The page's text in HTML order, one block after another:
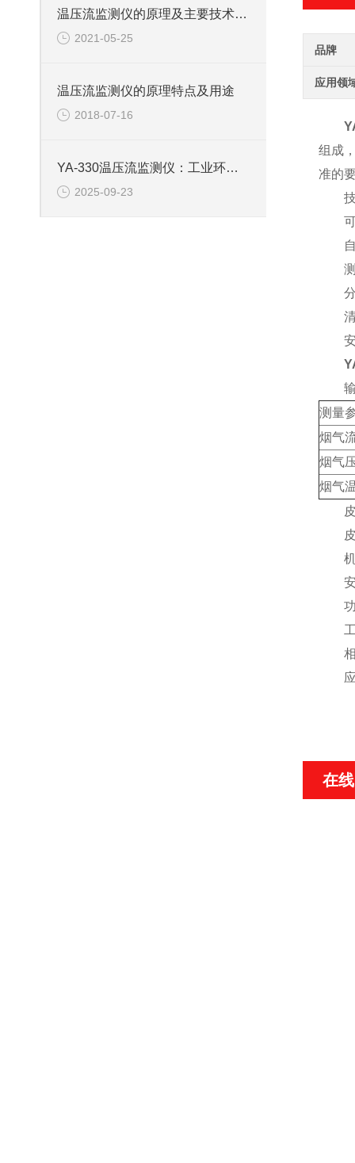
品牌
应用领
组成
准的
技
可实
自
测量
分体
清理
安
输
测量
烟气
烟气
烟气
皮
皮托
机箱
安
功
工作
相
应用
在
温压流监测仪的原理及主要技术特点一览
2021-05-25
温压流监测仪的原理特点及用途
2018-07-16
YA-330温压流监测仪：工业环境中的多参数感知中枢
2025-09-23